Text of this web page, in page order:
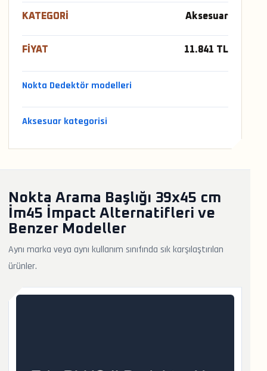
KATEGORI Aksesuar
FIYAT 11.841 TL
Nokta Dedektör modelleri
Aksesuar kategorisi
Nokta Arama Başlığı 39x45 cm
İm45 İmpact Alternatifleri ve
Benzer Modeller
Aynı marka veya aynı kullanım sınıfında sık karşılaştırılan
ürünler.